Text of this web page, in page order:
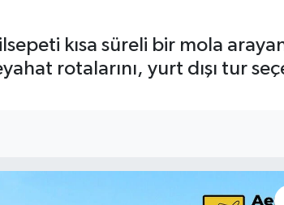
kısa süreli bir mola
rotalarını, yurt dışı tur